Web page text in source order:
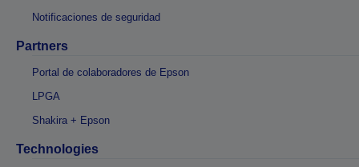
Notificaciones de seguridad
Partners
Portal de colaboradores de Epson
LPGA
Shakira + Epson
Technologies